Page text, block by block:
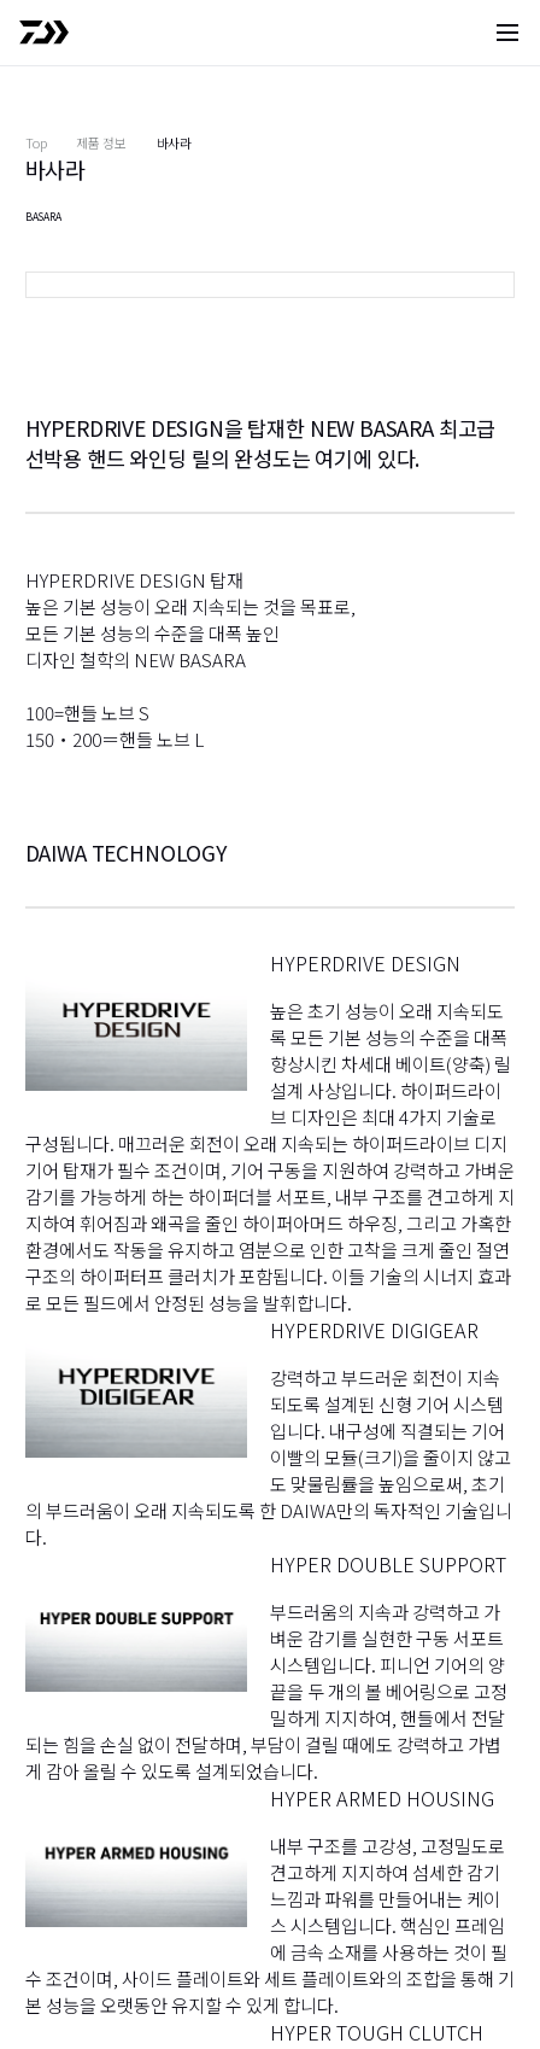
사이
Top 제품 정보 바사라
바사라
BASARA
HYPERDRIVE DESIGN을 탑재한 NEW BASARA 최고급
선박용 핸드 와인딩 릴의 완성도는 여기에 있다.
HYPERDRIVE DESIGN 탑재
높은 기본 성능이 오래 지속되는 것을 목표로,
모든 기본 성능의 수준을 대폭 높인
디자인 철학의 NEW BASARA
100=핸들 노브 S
150・200＝핸들 노브 L
DAIWA TECHNOLOGY
HYPERDRIVE DESIGN
높은 초기 성능이 오래 지속되도
록 모든 기본 성능의 수준을 대폭
향상시킨 차세대 베이트(양축) 릴
설계 사상입니다. 하이퍼드라이
브 디자인은 최대 4가지 기술로
구성됩니다. 매끄러운 회전이 오래 지속되는 하이퍼드라이브 디지
기어 탑재가 필수 조건이며, 기어 구동을 지원하여 강력하고 가벼운
감기를 가능하게 하는 하이퍼더블 서포트, 내부 구조를 견고하게 지
지하여 휘어짐과 왜곡을 줄인 하이퍼아머드 하우징, 그리고 가혹한
환경에서도 작동을 유지하고 염분으로 인한 고착을 크게 줄인 절연
구조의 하이퍼터프 클러치가 포함됩니다. 이들 기술의 시너지 효과
로 모든 필드에서 안정된 성능을 발휘합니다.
HYPERDRIVE DIGIGEAR
강력하고 부드러운 회전이 지속
되도록 설계된 신형 기어 시스템
입니다. 내구성에 직결되는 기어
이빨의 모듈(크기)을 줄이지 않고
도 맞물림률을 높임으로써, 초기
의 부드러움이 오래 지속되도록 한 DAIWA만의 독자적인 기술입니
다.
HYPER DOUBLE SUPPORT
부드러움의 지속과 강력하고 가
벼운 감기를 실현한 구동 서포트
시스템입니다. 피니언 기어의 양
끝을 두 개의 볼 베어링으로 고정
밀하게 지지하여, 핸들에서 전달
되는 힘을 손실 없이 전달하며, 부담이 걸릴 때에도 강력하고 가볍
게 감아 올릴 수 있도록 설계되었습니다.
HYPER ARMED HOUSING
내부 구조를 고강성, 고정밀도로
견고하게 지지하여 섬세한 감기
느낌과 파워를 만들어내는 케이
스 시스템입니다. 핵심인 프레임
에 금속 소재를 사용하는 것이 필
수 조건이며, 사이드 플레이트와 세트 플레이트와의 조합을 통해 기
본 성능을 오랫동안 유지할 수 있게 합니다.
HYPER TOUGH CLUTCH